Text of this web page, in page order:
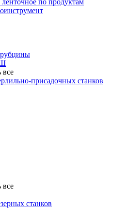
по продуктам
все
присадочных станков
все
станков